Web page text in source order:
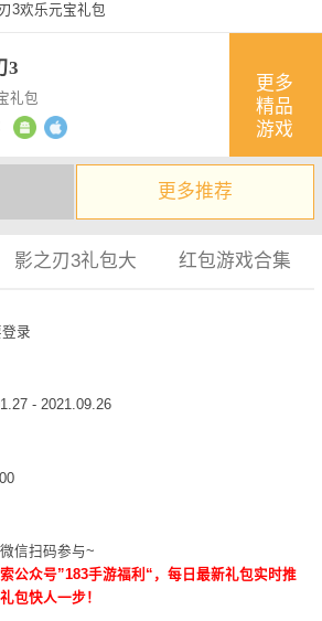
3欢乐元宝礼包
3
礼包
更多
精品
游戏
时查看最新礼包
更多推荐
影之刃3礼包大 红包游戏合集
录
- 2021.09.26
信扫码参与~
公众号”183手游福利“，每日最新礼包实时推
包快人一步！